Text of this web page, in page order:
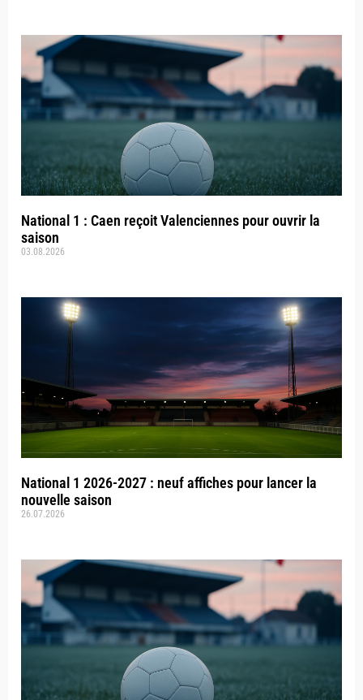
National 1 : Caen reçoit Valenciennes pour ouvrir la
saison
03.08.2026
National 1 2026-2027 : neuf affiches pour lancer la
nouvelle saison
26.07.2026